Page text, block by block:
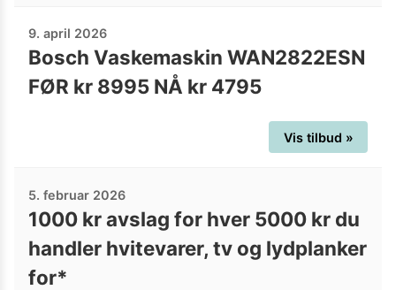
9. april 2026
Bosch Vaskemaskin WAN2822ESN
FØR kr 8995 NÅ kr 4795
Vis tilbud »
5. februar 2026
1000 kr avslag for hver 5000 kr du
handler hvitevarer, tv og lydplanker
for*